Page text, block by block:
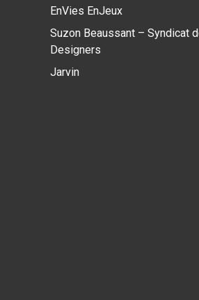
EnVies EnJeux
Suzon Beaussant – Syndicat
Designers
Jarvin